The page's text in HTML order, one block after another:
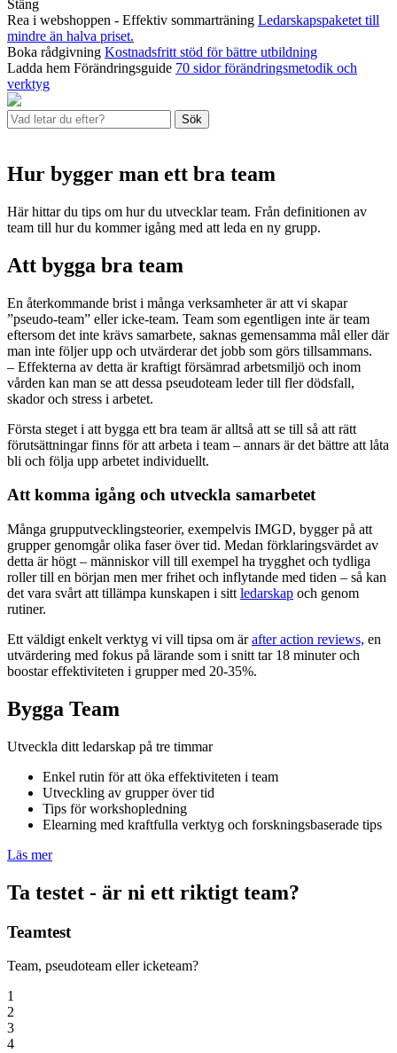
Stäng
Rea i webshoppen - Effektiv sommarträning Ledarskapspaketet till
mindre än halva priset.
Boka rådgivning Kostnadsfritt stöd för bättre utbildning
Ladda hem Förändringsguide 70 sidor förändringsmetodik och
verktyg
Sök
Hur bygger man ett bra team
Här hittar du tips om hur du utvecklar team. Från definitionen av
team till hur du kommer igång med att leda en ny grupp.
Att bygga bra team
En återkommande brist i många verksamheter är att vi skapar
”pseudo-team” eller icke-team. Team som egentligen inte är team
eftersom det inte krävs samarbete, saknas gemensamma mål eller där
man inte följer upp och utvärderar det jobb som görs tillsammans.
– Effekterna av detta är kraftigt försämrad arbetsmiljö och inom
vården kan man se att dessa pseudoteam leder till fler dödsfall,
skador och stress i arbetet.
Första steget i att bygga ett bra team är alltså att se till så att rätt
förutsättningar finns för att arbeta i team – annars är det bättre att låta
bli och följa upp arbetet individuellt.
Att komma igång och utveckla samarbetet
Många grupputvecklingsteorier, exempelvis IMGD, bygger på att
grupper genomgår olika faser över tid. Medan förklaringsvärdet av
detta är högt – människor vill till exempel ha trygghet och tydliga
roller till en början men mer frihet och inflytande med tiden – så kan
det vara svårt att tillämpa kunskapen i sitt ledarskap och genom
rutiner.
Ett väldigt enkelt verktyg vi vill tipsa om ärafter action reviews, en
utvärdering med fokus på lärande som i snitt tar 18 minuter och
boostar effektiviteten i grupper med 20-35%.
Bygga Team
Utveckla ditt ledarskap på tre timmar
Enkel rutin för att öka effektiviteten i team
Utveckling av grupper över tid
Tips för workshopledning
Elearning med kraftfulla verktyg och forskningsbaserade tips
Läs mer
Ta testet - är ni ett riktigt team?
Teamtest
Team, pseudoteam eller icketeam?
1
2
3
4